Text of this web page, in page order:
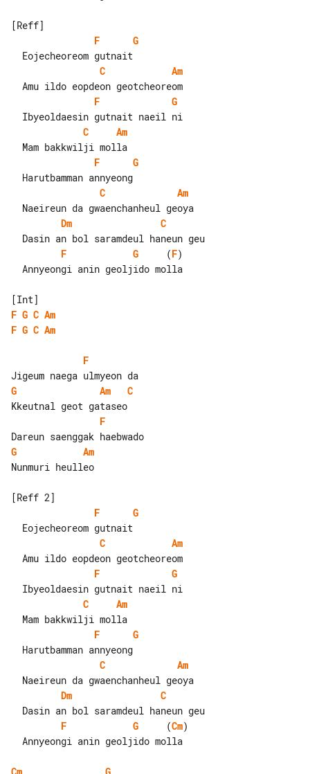
F
G
C
Am
F
G
C
Am
F
G
C
Am
Dm
C
F
G (F)
Annyeongi anin geoljido molla
F G C Am
F G C Am
F
G
Am
C
F
G
Am
Nunmuri heulleo
F
G
C
Am
F
G
C
Am
F
G
C
Am
Dm
C
F
G (Cm)
Annyeongi anin geoljido molla